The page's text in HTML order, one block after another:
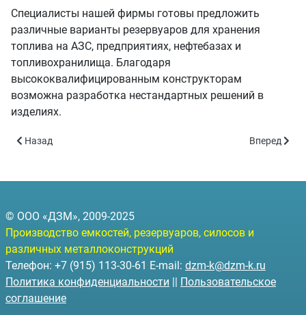
Специалисты нашей фирмы готовы предложить
различные варианты резервуаров для хранения
топлива на АЗС, предприятиях, нефтебазах и
топливохранилища. Благодаря
высококвалифицированным конструкторам
возможна разработка нестандартных решений в
изделиях.
Предыдущий: Силосы для зерна
Назад Следующий:
Вперед
© ООО «ДЗМ», 2009-2025
Производство емкостей, резервуаров, силосов и
различных металлоконструкций
Телефон: +7 (915) 113-30-61 E-mail: dzm-k@dzm-k.ru
Политика конфиденциальности || Пользовательское
соглашение